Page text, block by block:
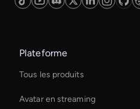
quality ads that resonate
Plateforme
Tous les produits
Avatar en streaming